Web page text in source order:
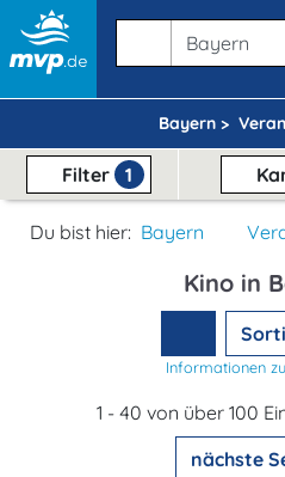
Bayern >
Filter 1
Du bist hier: Bayern
Kino in
Informationen
1 - 40 von über 100
nächste